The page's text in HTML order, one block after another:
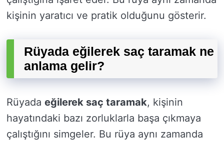
kişinin yaratıcı ve pratik olduğunu gösterir.
Rüyada eğilerek saç taramak ne
anlama gelir?
Rüyada eğilerek saç taramak, kişinin
hayatındaki bazı zorluklarla başa çıkmaya
çalıştığını simgeler. Bu rüya aynı zamanda